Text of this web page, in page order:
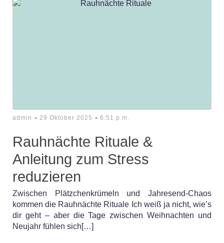
admin - 29 Oktober 2025 - 6:51 p.m.
Rauhnächte Rituale &
Anleitung zum Stress
reduzieren
Zwischen Plätzchenkrümeln und Jahresend-Chaos
kommen die Rauhnächte Rituale Ich weiß ja nicht, wie’s
dir geht – aber die Tage zwischen Weihnachten und
Neujahr fühlen sich[…]